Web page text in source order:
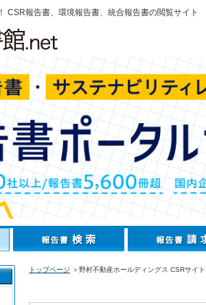
CSR報告書、環境報告書、統合報告書の閲覧サイト
トップページ ＞野村不動産ホールディングス CSRサイ